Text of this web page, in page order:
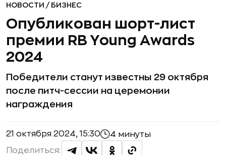
НОВОСТИ / БИЗНЕС
Опубликован шорт-лист
премии RB Young Awards
2024
Победители станут известны 29 октября
после питч-сессии на церемонии
награждения
21 октября 2024, 15:30 4 минуты
Поделиться: